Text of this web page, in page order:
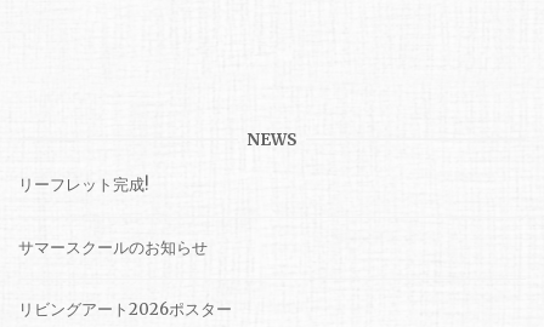
NEWS
リーフレット完成!
サマースクールのお知らせ
リビングアート2026ポスター